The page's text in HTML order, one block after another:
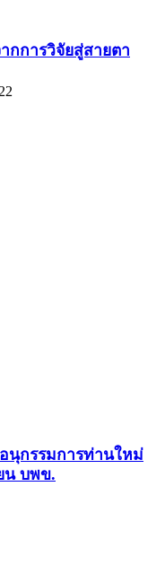
กการวิจัยสู่สายตา
นุกรรมการท่านใหม่
น บพข.